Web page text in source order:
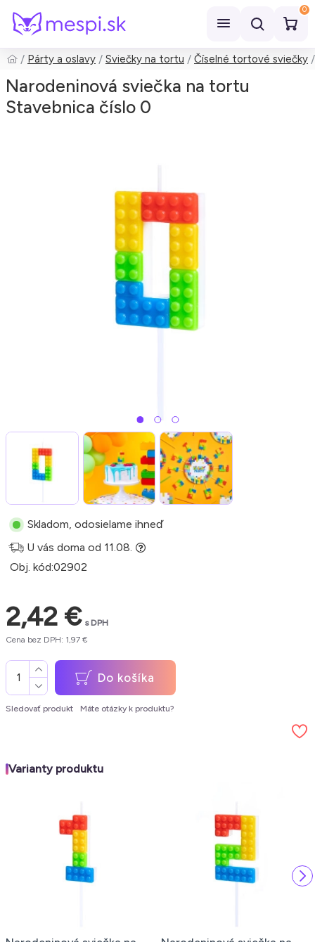
0
Hľadať
Párty a oslavy Sviečky na tortu Číselné tortové sviečky
Narodeninová sviečka na tortu
Stavebnica číslo 0
2,42 € s DPH
Cena bez DPH: 1,97 €
Skladom, odosielame ihneď
U vás doma od 11.08.
Obj. kód:02902
Do košíka
Sledovať produkt Máte otázky k produktu?
Varianty produktu